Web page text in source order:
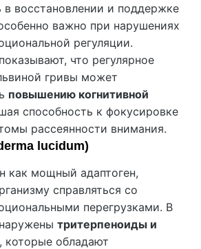
восстановлении и поддержке
важно при нарушениях
регуляции.
что регулярное
гривы может
повышению когнитивной
способность к фокусировке
рассеянности внимания.
lucidum)
как мощный адаптоген,
справляться со
перегрузками. В
тритерпеноиды и
, которые обладают